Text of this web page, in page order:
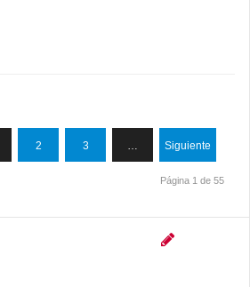
2 3 … Siguiente
Página 1 de 55